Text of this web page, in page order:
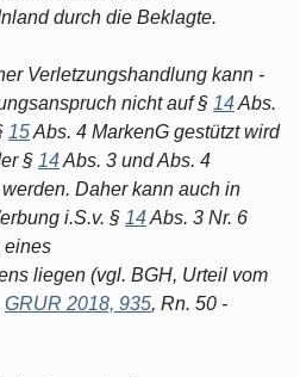
durch die Beklagte.
Verletzungshandlung kann -
nicht auf § 14Abs.
15Abs. 4 MarkenG gestützt wird
§ 14Abs. 3 und Abs. 4
Daher kann auch in
i.S.v. § 14Abs. 3 Nr. 6
eines
liegen (vgl. BGH, Urteil vom
GRUR 2018, 935, Rn. 50 -